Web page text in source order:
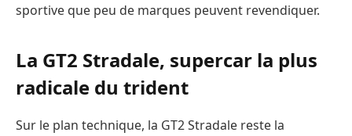
sportive que peu de marques peuvent revendiquer.
La GT2 Stradale, supercar la plus
radicale du trident
Sur le plan technique, la GT2 Stradale reste la